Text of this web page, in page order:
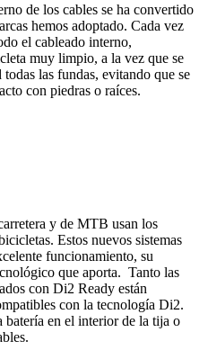
de los cables se ha convertido
hemos adoptado. Cada vez
el cableado interno,
muy limpio, a la vez que se
las fundas, evitando que se
con piedras o raíces.
y de MTB usan los
Estos nuevos sistemas
funcionamiento, su
que aporta. Tanto las
con Di2 Ready están
con la tecnología Di2.
en el interior de la tija o